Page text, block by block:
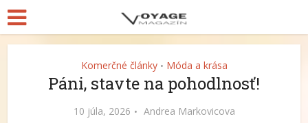
Komerčné články • Móda a krása
Páni, stavte na pohodlnosť!
10 júla, 2026 Andrea Markovicova